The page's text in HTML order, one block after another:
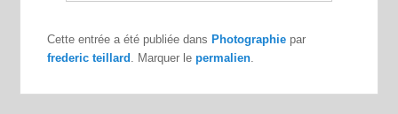
Cette entrée a été publiée dansPhotographie par
frederic teillard . Marquer lepermalien